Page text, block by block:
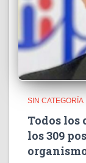
SIN CATEGORÍA
Todos los
los 309